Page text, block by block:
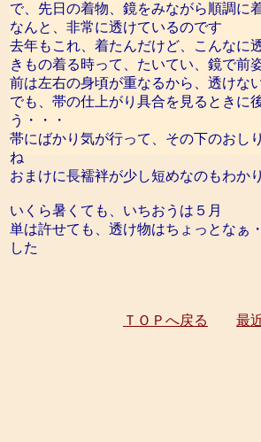
で、先日の着物、鏡をみながら順調に
なんと、非常に透けているのです
去年もこれ、着たんだけど、こんなに
きもの着る時って、たいてい、鏡で前
前は左右の身頃が重なるから、透けな
でも、帯の仕上がり具合を見るときに
う・・・
帯にばかり気が行って、その下のおし
ね
おまけに長襦袢が少し短めなのもわ
いくら暑くても、いちおうは５月
単は許せても、透け物はちょっとなぁ
した
ＴＯＰへ戻る 最